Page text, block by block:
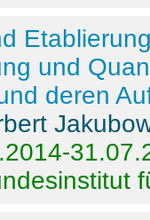
und
deren